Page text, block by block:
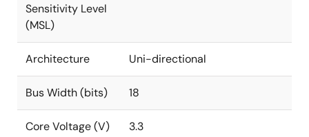
Sensitivity Level
(MSL)
Architecture Uni-directional
Bus Width (bits) 18
Core Voltage (V) 3.3